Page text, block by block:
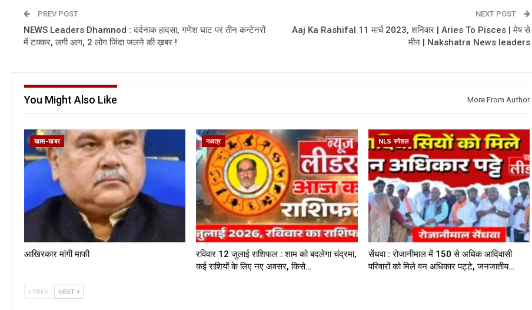
PREV POST
NEWS Leaders Dhamnod : दर्दनाक हादसा, गणेश घाट पर तीन कन्टेनरों
में टक्कर, लगी आग, 2 लोग जिंदा जलने की ख़बर !
NEXT POST
Aaj Ka Rashifal 11 मार्च 2023, शनिवार | Aries To Pisces | मेष से
मीन | Nakshatra News leaders
You Might Also Like More From Author
खास-खबर
आखिरकार मांगी माफी
नक्षत्र
रविवार 12 जुलाई राशिफल : शाम को बदलेगा चंद्रमा,
कई राशियों के लिए नए अवसर, किसे…
NLS स्पेशल
सेंधवा : रोजानीमाल में 150 से अधिक आदिवासी
परिवारों को मिले वन अधिकार पट्टे, जनजातीय…
PREV NEXT